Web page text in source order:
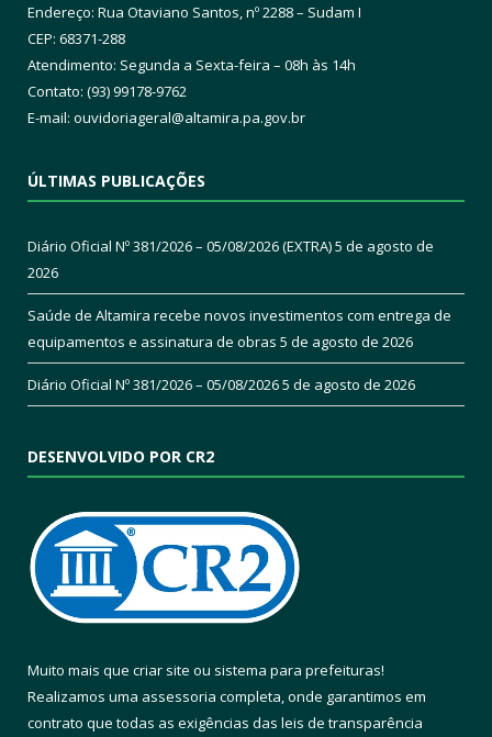
Endereço: Rua Otaviano Santos, nº 2288 – Sudam I
CEP: 68371-288
Atendimento: Segunda a Sexta-feira – 08h às 14h
Contato: (93) 99178-9762
E-mail: ouvidoriageral@altamira.pa.gov.br
ÚLTIMAS PUBLICAÇÕES
Diário Oficial Nº 381/2026 – 05/08/2026 (EXTRA)5 de agosto de
2026
Saúde de Altamira recebe novos investimentos com entrega de
equipamentos e assinatura de obras 5 de agosto de 2026
Diário Oficial Nº 381/2026 – 05/08/20265 de agosto de 2026
DESENVOLVIDO POR CR2
Muito mais que criar site ou sistema para prefeituras!
Realizamos uma assessoria completa, onde garantimos em
contrato que todas as exigências das leis de transparência